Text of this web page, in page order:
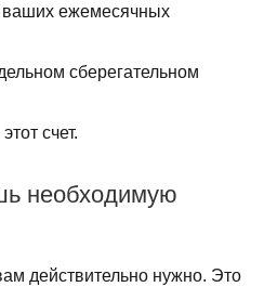
ежемесячных
сберегательном
счет.
необходимую
действительно нужно. Это